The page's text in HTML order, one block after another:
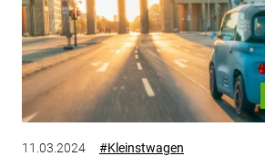
11.03.2024 #Kleinstwagen